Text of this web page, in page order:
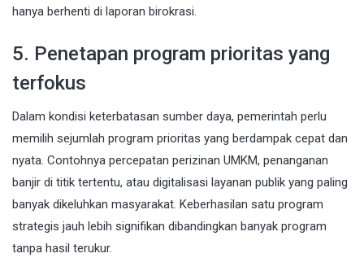
hanya berhenti di laporan birokrasi.
5. Penetapan program prioritas yang
terfokus
Dalam kondisi keterbatasan sumber daya, pemerintah perlu
memilih sejumlah program prioritas yang berdampak cepat dan
nyata. Contohnya percepatan perizinan UMKM, penanganan
banjir di titik tertentu, atau digitalisasi layanan publik yang paling
banyak dikeluhkan masyarakat. Keberhasilan satu program
strategis jauh lebih signifikan dibandingkan banyak program
tanpa hasil terukur.